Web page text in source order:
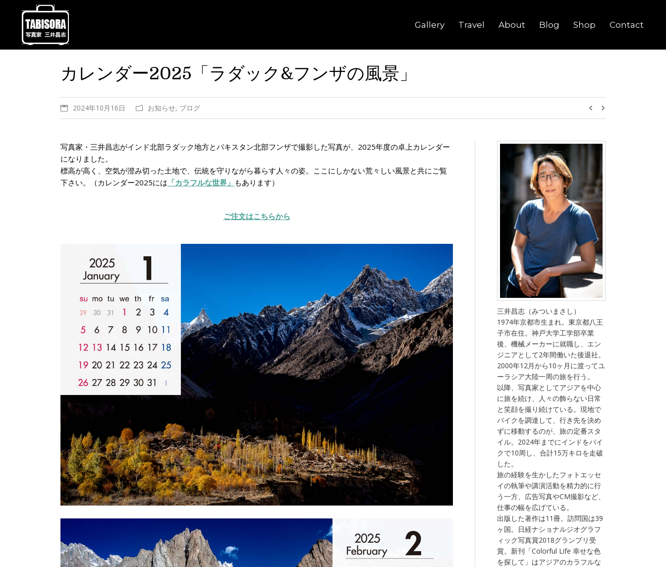
Gallery Travel About Blog Shop Contact
カレンダー2025「ラダック&フンザの風景」
2024年10月16日 お知らせ, ブログ
写真家・三井昌志がインド北部ラダック地方とパキスタン北部フンザで撮影した写真が、2025年度の卓上カレンダー
になりました。
標高が高く、空気が澄み切った土地で、伝統を守りながら暮らす人々の姿。ここにしかない荒々しい風景と共にご覧
下さい。（カレンダー2025には 「カラフルな世界」 もあります）
ご注文はこちらから
三井昌志（みついまさし）
1974年京都市生まれ。東京都八王
子市在住。神戸大学工学部卒業
後、機械メーカーに就職し、エン
ジニアとして2年間働いた後退社。
2000年12月から10ヶ月に渡ってユ
ーラシア大陸一周の旅を行う。
以降、写真家としてアジアを中心
に旅を続け、人々の飾らない日常
と笑顔を撮り続けている。現地で
バイクを調達して、行き先を決め
ずに移動するのが、旅の定番スタ
イル。2024年までにインドをバイ
クで10周し、合計15万キロを走破
した。
旅の経験を生かしたフォトエッセ
イの執筆や講演活動を精力的に行
う一方、広告写真やCM撮影など、
仕事の幅を広げている。
出版した著作は11冊。訪問国は39
ヶ国。日経ナショナルジオグラフ
ィック写真賞2018グランプリ受
賞。新刊「Colorful Life 幸せな色
を探して」はアジアのカラフルな